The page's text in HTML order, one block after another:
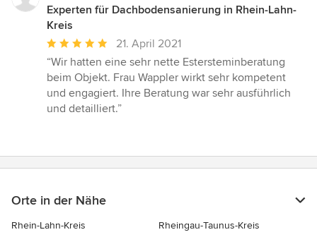
Experten für Dachbodensanierung in Rhein-Lahn-
Kreis
Durchschnittliche
Bewertung:
5
von
5
21. April 2021
“Wir hatten eine sehr nette Estersteminberatung
beim Objekt. Frau Wappler wirkt sehr kompetent
und engagiert. Ihre Beratung war sehr ausführlich
und detailliert.”
Orte in der Nähe
Rhein-Lahn-Kreis
Rheingau-Taunus-Kreis